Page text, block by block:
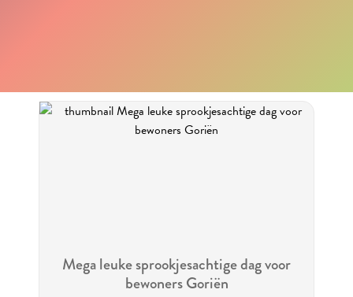
Mega leuke sprookjesachtige dag voor
bewoners Goriën